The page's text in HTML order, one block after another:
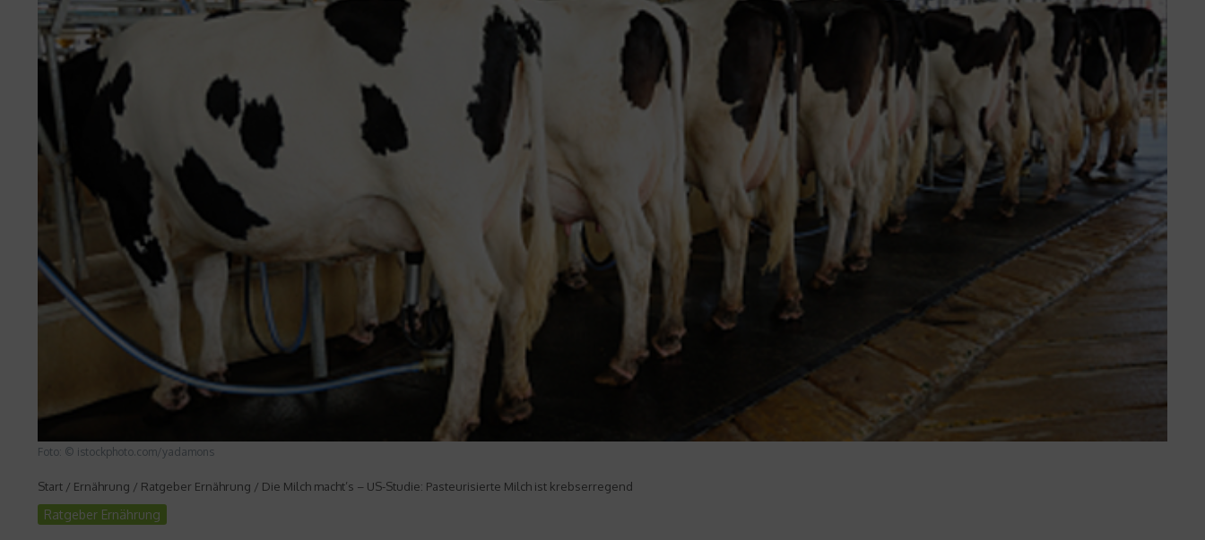
Foto: © istockphoto.com/yadamons
Start / Ernährung / Ratgeber Ernährung / Die Milch macht’s – US-Studie: Pasteurisierte Milch ist krebserregend
Ratgeber Ernährung